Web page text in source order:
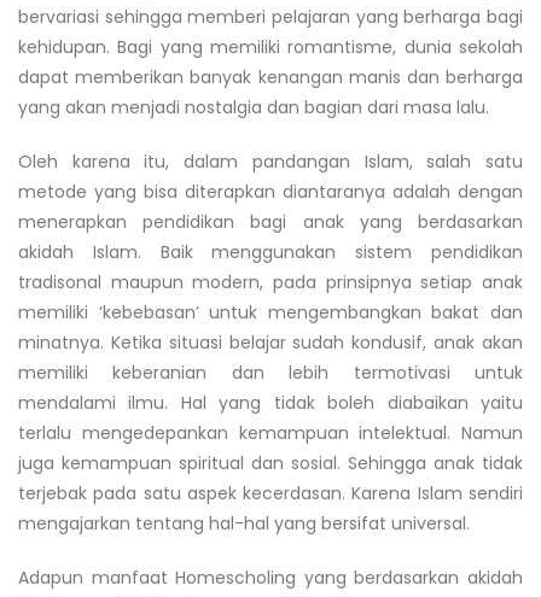
bervariasi sehingga memberi pelajaran yang berharga bagi
kehidupan. Bagi yang memiliki romantisme, dunia sekolah
dapat memberikan banyak kenangan manis dan berharga
yang akan menjadi nostalgia dan bagian dari masa lalu.
Oleh karena itu, dalam pandangan Islam, salah satu
metode yang bisa diterapkan diantaranya adalah dengan
menerapkan pendidikan bagi anak yang berdasarkan
akidah Islam. Baik menggunakan sistem pendidikan
tradisonal maupun modern, pada prinsipnya setiap anak
memiliki ‘kebebasan’ untuk mengembangkan bakat dan
minatnya. Ketika situasi belajar sudah kondusif, anak akan
memiliki keberanian dan lebih termotivasi untuk
mendalami ilmu. Hal yang tidak boleh diabaikan yaitu
terlalu mengedepankan kemampuan intelektual. Namun
juga kemampuan spiritual dan sosial. Sehingga anak tidak
terjebak pada satu aspek kecerdasan. Karena Islam sendiri
mengajarkan tentang hal-hal yang bersifat universal.
Adapun manfaat Homescholing yang berdasarkan akidah